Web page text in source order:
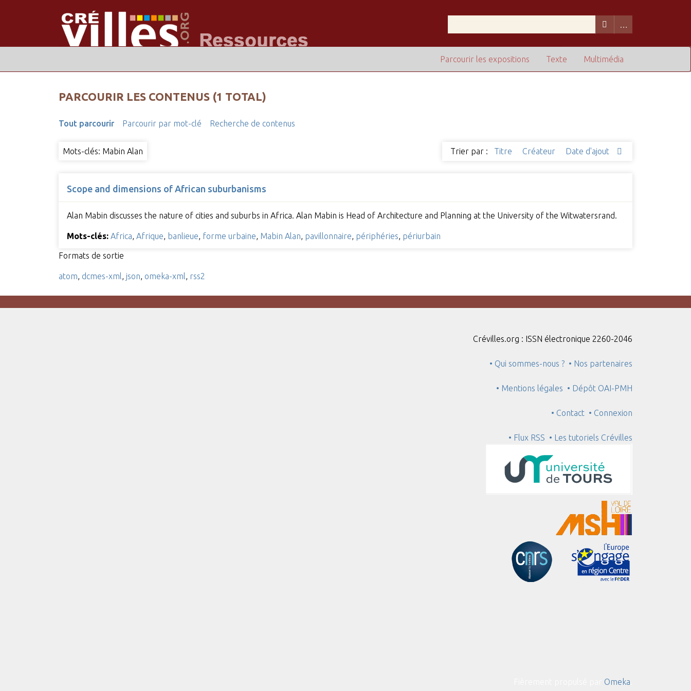
Multimédia
Texte
Parcourir les expositions
PARCOURIR LES CONTENUS (1 TOTAL)
Tout parcourir Parcourir par mot-clé Recherche de contenus
Mots-clés: Mabin Alan Trier par : Titre Créateur Date d'ajout
Scope and dimensions of African suburbanisms
Alan Mabin discusses the nature of cities and suburbs in Africa. Alan Mabin is Head of Architecture and Planning at the University of the Witwatersrand.
Mots-clés: Africa Afrique banlieue forme urbaine Mabin Alan pavillonnaire périphéries périurbain
Formats de sortie
atom dcmes-xml json omeka-xml rss2
Crévilles.org : ISSN électronique 2260-2046
• Qui sommes-nous ? • Nos partenaires
• Mentions légales • Dépôt OAI-PMH
• Contact • Connexion
• Flux RSS • Les tutoriels Crévilles
Omeka